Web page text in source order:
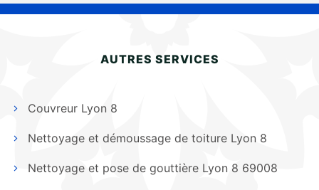
AUTRES SERVICES
Couvreur Lyon 8
Nettoyage et démoussage de toiture Lyon 8
Nettoyage et pose de gouttière Lyon 8 69008